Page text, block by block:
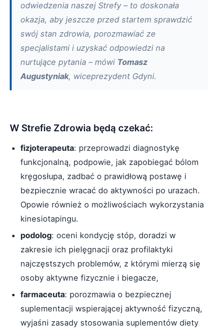
odwiedzenia naszej Strefy – to doskonała
okazja, aby jeszcze przed startem sprawdzić
swój stan zdrowia, porozmawiać ze
specjalistami i uzyskać odpowiedzi na
nurtujące pytania – mówi Tomasz
Augustyniak, wiceprezydent Gdyni.
W Strefie Zdrowia będą czekać:
fizjoterapeuta: przeprowadzi diagnostykę
funkcjonalną, podpowie, jak zapobiegać bólom
kręgosłupa, zadbać o prawidłową postawę i
bezpiecznie wracać do aktywności po urazach.
Opowie również o możliwościach wykorzystania
kinesiotapingu.
podolog: oceni kondycję stóp, doradzi w
zakresie ich pielęgnacji oraz profilaktyki
najczęstszych problemów, z którymi mierzą się
osoby aktywne fizycznie i biegacze,
farmaceuta: porozmawia o bezpiecznej
suplementacji wspierającej aktywność fizyczną,
wyjaśni zasady stosowania suplementów diety